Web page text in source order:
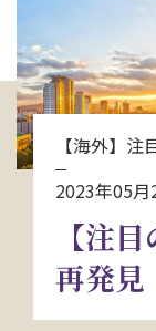
会社情報
【海外】注
2023年05月
【注
再発